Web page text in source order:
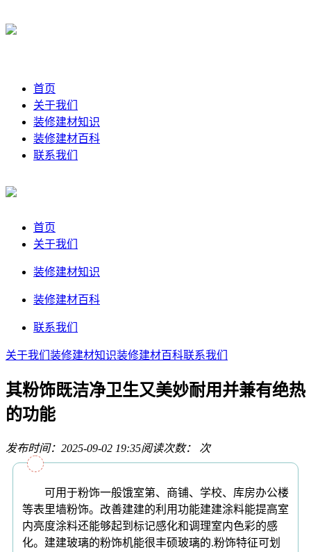
首页
关于我们
装修建材知识
装修建材百科
联系我们
首页
关于我们
装修建材知识
装修建材百科
联系我们
关于我们 装修建材知识装修建材百科联系我们
其粉饰既洁净卫生又美妙耐用并兼有绝热
的功能
发布时间：2025-09-02 19:35阅读次数： 次
可用于粉饰一般饿室第、商铺、学校、库房办公楼
等表里墙粉饰。改善建建的利用功能建建涂料能提高室
内亮度涂料还能够起到标记感化和调理室内色彩的感
化。建建玻璃的粉饰机能很丰硕玻璃的.粉饰特征可划